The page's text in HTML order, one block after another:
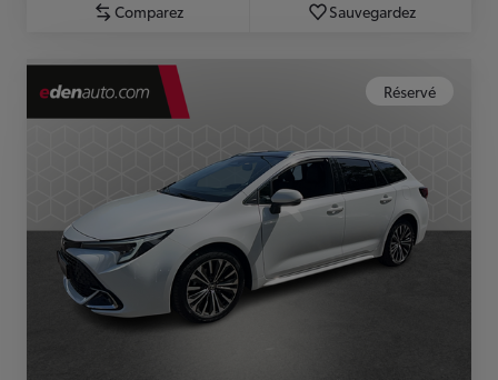
Comparez Sauvegardez
Réservé